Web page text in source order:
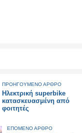
ΠΡΟΗΓΟΥΜΕΝΟ ΑΡΘΡΟ
Ηλεκτρική superbike
κατασκευασμένη από
φοιτητές
ΕΠΟΜΕΝΟ ΑΡΘΡΟ